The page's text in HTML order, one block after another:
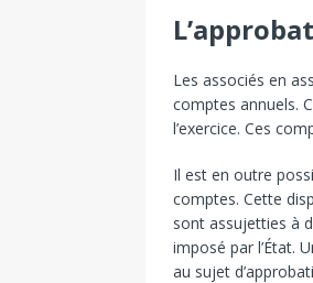
Les associés en
comptes annuels.
l’exercice. Ces
Il est en outre
comptes. Cette
sont assujetties à
imposé par l’État.
au sujet